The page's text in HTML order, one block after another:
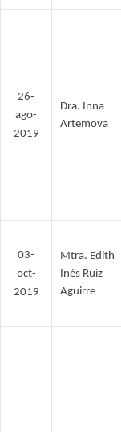
26-
ago-
2019
Dra. Inna
Artemova
03-
oct-
2019
Mtra. Edith
Inés Ruiz
Aguirre